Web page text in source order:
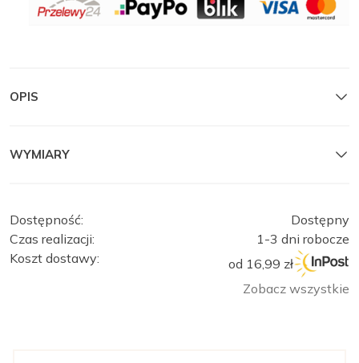
OPIS
WYMIARY
Dostępność:
Dostępny
Czas realizacji:
1-3 dni robocze
Koszt dostawy:
od 16,99 zł
Zobacz wszystkie